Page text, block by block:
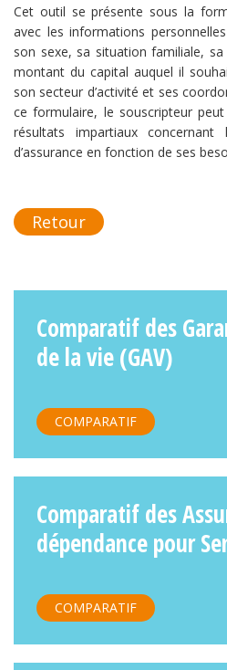
Cet outil se présente sous la
avec les informations
son sexe, sa situation familiale,
montant du capital auquel il
son secteur d’activité et ses
ce formulaire, le souscripteur
résultats impartiaux concernant
d’assurance en fonction de ses
Retour
Comparatif des
de la vie (GAV)
COMPARATIF
Comparatif des
dépendance pour
COMPARATIF